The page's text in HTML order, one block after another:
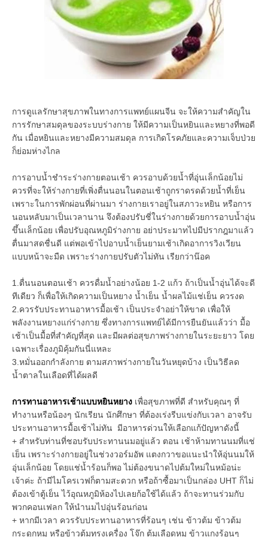
การดูแลรักษาสุขภาพในทางการแพทย์แผนจีน จะให้ความสำคัญใน
การรักษาสมดุลของระบบร่างกาย ให้มีความเป็นหยินและหยางที่พอดี
กัน เมื่อหยินและหยางมีความสมดุล การเกิดโรคภัยและความเจ็บป่วย
ก็ย่อมห่างไกล
การอาบน้ำชำระร่างกายตอนเช้า ควรอาบด้วยน้ำที่อุ่นเล็กน้อยไม่
ควรที่จะให้ร่างกายที่เพิ่งตื่นนอนในตอนเช้าถูกราดรดด้วยน้ำที่เย็น
เพราะในการพักผ่อนที่ผ่านมา ร่างกายเราอยู่ในสภาวะหยิน หรือการ
นอนหลับมาเป็นเวลานาน จึงต้องปรับชี่ในร่างกายด้วยการอาบน้ำอุ่น
ขึ้นเล็กน้อย เพื่อปรับอุณหภูมิร่างกาย อย่าประมาทไปมีปรากฎมาแล้ว
ตื่นมาสดชื่นดี แต่พอเข้าไปอาบน้ำเย็นยามเช้าเกิดอาการวิงเวียน
แบบหน้าจะมืด เพราะร่างกายปรับตัวไม่ทัน เรียกว่าน๊อค
1.ตื่นนอนตอนเช้า ควรดื่มน้ำอย่างน้อย 1-2 แก้ว ถ้าเป็นน้ำอุ่นได้จะดี
ทีเดียว ก็เพื่อให้เกิดความเป็นหยาง น้ำเย็น น้ำผลไม้แช่เย็น ควรงด
2.ควรรับประทานอาหารมื้อเช้า เป็นประจำอย่าให้ขาด เพื่อให้
พลังงานหยางแก่ร่างกาย ซึ่งทางการแพทย์ได้มีการยืนยันแล้วว่า มื้อ
เช้าเป็นมื้อที่สำคัญที่สุด และมีผลต่อสุขภาพร่างกายในระยะยาว โดย
เฉพาะเรื่องภูมิคุ้มกันนี่แหละ
3.หมั่นออกกำลังกาย ตามสภาพร่างกายในวันหยุดบ้าง เป็นวิธีลด
น้ำตาลในเลือดที่ได้ผลดี
การทานอาหารเช้าแบบหยินหยาง เพื่อสุขภาพที่ดี สำหรับคุณๆ ที่
ทำงานหรือน้องๆ นักเรียน นักศึกษา ที่ต้องเร่งรีบแข่งกับเวลา อาจรับ
ประทานอาหารมื้อเช้าไม่ทัน มีอาหารด่วนให้เลือกแก้ปัญหาดังนี้
+ สำหรับท่านที่ชอบรับประทานนมอยู่แล้ว ตอน เช้าห้ามทานนมที่แช่
เย็น เพราะร่างกายอยู่ในช่วงวอร์มอัพ แตงกวาขอแนะนำให้อุ่นนมให้
อุ่นเล็กน้อย โดยแช่น้ำร้อนก็พอ ไม่ต้องขนาดไปต้มใหม่ในหม้อน่ะ
เจ้าค่ะ ถ้ามีไมโครเวฟก็ตามสะดวก หรือถ้าซื้อมาเป็นกล่อง UHT ก็ไม่
ต้องเข้าตู้เย็น ไว้อุณหภูมิห้องไปเลยก้อใช้ได้แล้ว ถ้าจะทานร่วมกับ
พวกคอนเฟลก ให้นำนมไปอุ่นร้อนก่อน
+ หากมีเวลา ควรรับประทานอาหารที่ร้อนๆ เช่น ข้าวต้ม ข้าวต้ม
กระดูกหมู หรือข้าวต้มทรงเครื่อง โจ๊ก ต้มเลือดหมู ข้าวแกงร้อนๆ